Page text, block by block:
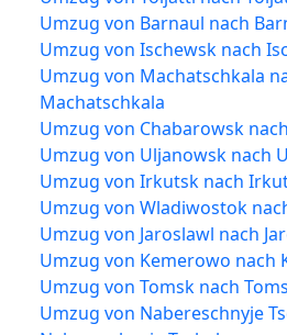
Umzug von Barnaul nach
Umzug von Ischewsk nach
Umzug von Machatschkala
Machatschkala
Umzug von Chabarowsk
Umzug von Uljanowsk nach
Umzug von Irkutsk nach
Umzug von Wladiwostok
Umzug von Jaroslawl nach
Umzug von Kemerowo nach
Umzug von Tomsk nach
Umzug von Nabereschnyje